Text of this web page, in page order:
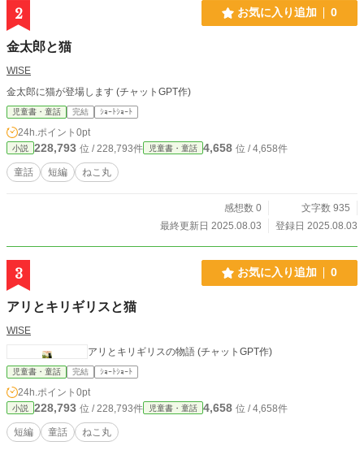
2 お気に入り追加 0
金太郎と猫
WISE
金太郎に猫が登場します (チャットGPT作)
児童書・童話 完結 ｼｮｰﾄｼｮｰﾄ
24h.ポイント 0pt
小説 228,793 位 / 228,793件 児童書・童話 4,658 位 / 4,658件
童話 短編 ねこ丸
感想数 0
文字数 935
最終更新日 2025.08.03
登録日 2025.08.03
3 お気に入り追加 0
アリとキリギリスと猫
WISE
アリとキリギリスの物語 (チャットGPT作)
児童書・童話 完結 ｼｮｰﾄｼｮｰﾄ
24h.ポイント 0pt
小説 228,793 位 / 228,793件 児童書・童話 4,658 位 / 4,658件
短編 童話 ねこ丸